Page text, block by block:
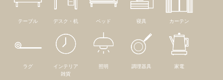
テーブル デスク・机 ベッド 寝具 カーテン
ラグ
インテリア
雑貨
照明 調理器具 家電